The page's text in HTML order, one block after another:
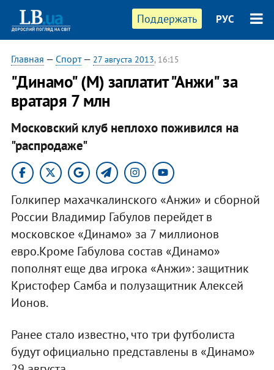
Поддержать РУС
Главная — Спорт— 27 августа 2013, 16:15
"Динамо" (М) заплатит "Анжи" за
вратаря 7 млн
Московский клуб неплохо поживился на
"распродаже"
Голкипер махачкалинского «Анжи» и сборной
России Владимир Габулов перейдет в
московское «Динамо» за 7 миллионов
евро.Кроме Габулова состав «Динамо»
пополнят еще два игрока «Анжи»: защитник
Кристофер Самба и полузащитник Алексей
Ионов.
Ранее стало известно, что три футболиста
будут официально представлены в «Динамо»